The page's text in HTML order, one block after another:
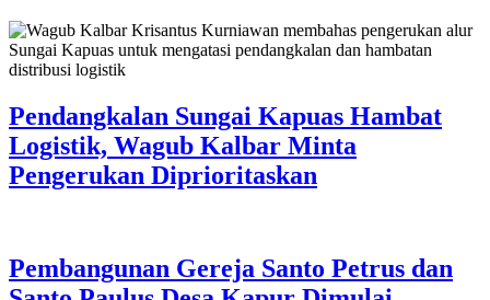
Pendangkalan Sungai Kapuas Hambat
Logistik, Wagub Kalbar Minta
Pengerukan Diprioritaskan
Pembangunan Gereja Santo Petrus dan